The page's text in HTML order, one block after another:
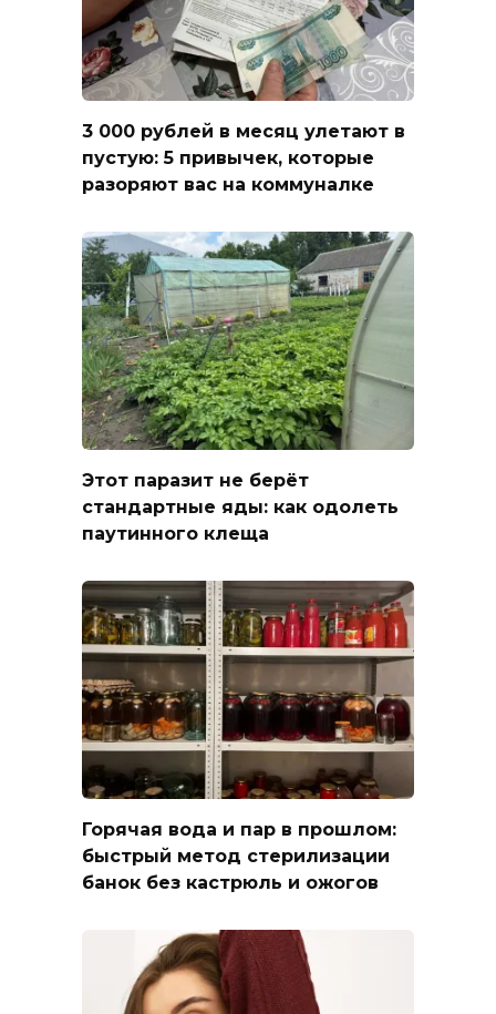
3 000 рублей в месяц улетают в
пустую: 5 привычек, которые
разоряют вас на коммуналке
Этот паразит не берёт
стандартные яды: как одолеть
паутинного клеща
Горячая вода и пар в прошлом:
быстрый метод стерилизации
банок без кастрюль и ожогов